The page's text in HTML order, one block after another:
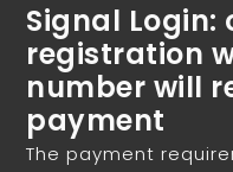
Signal Login:
registration
number will
payment
The payment